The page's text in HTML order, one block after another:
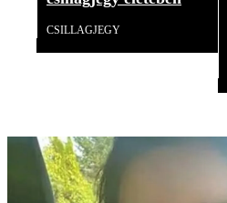
CSILLAGJEGY